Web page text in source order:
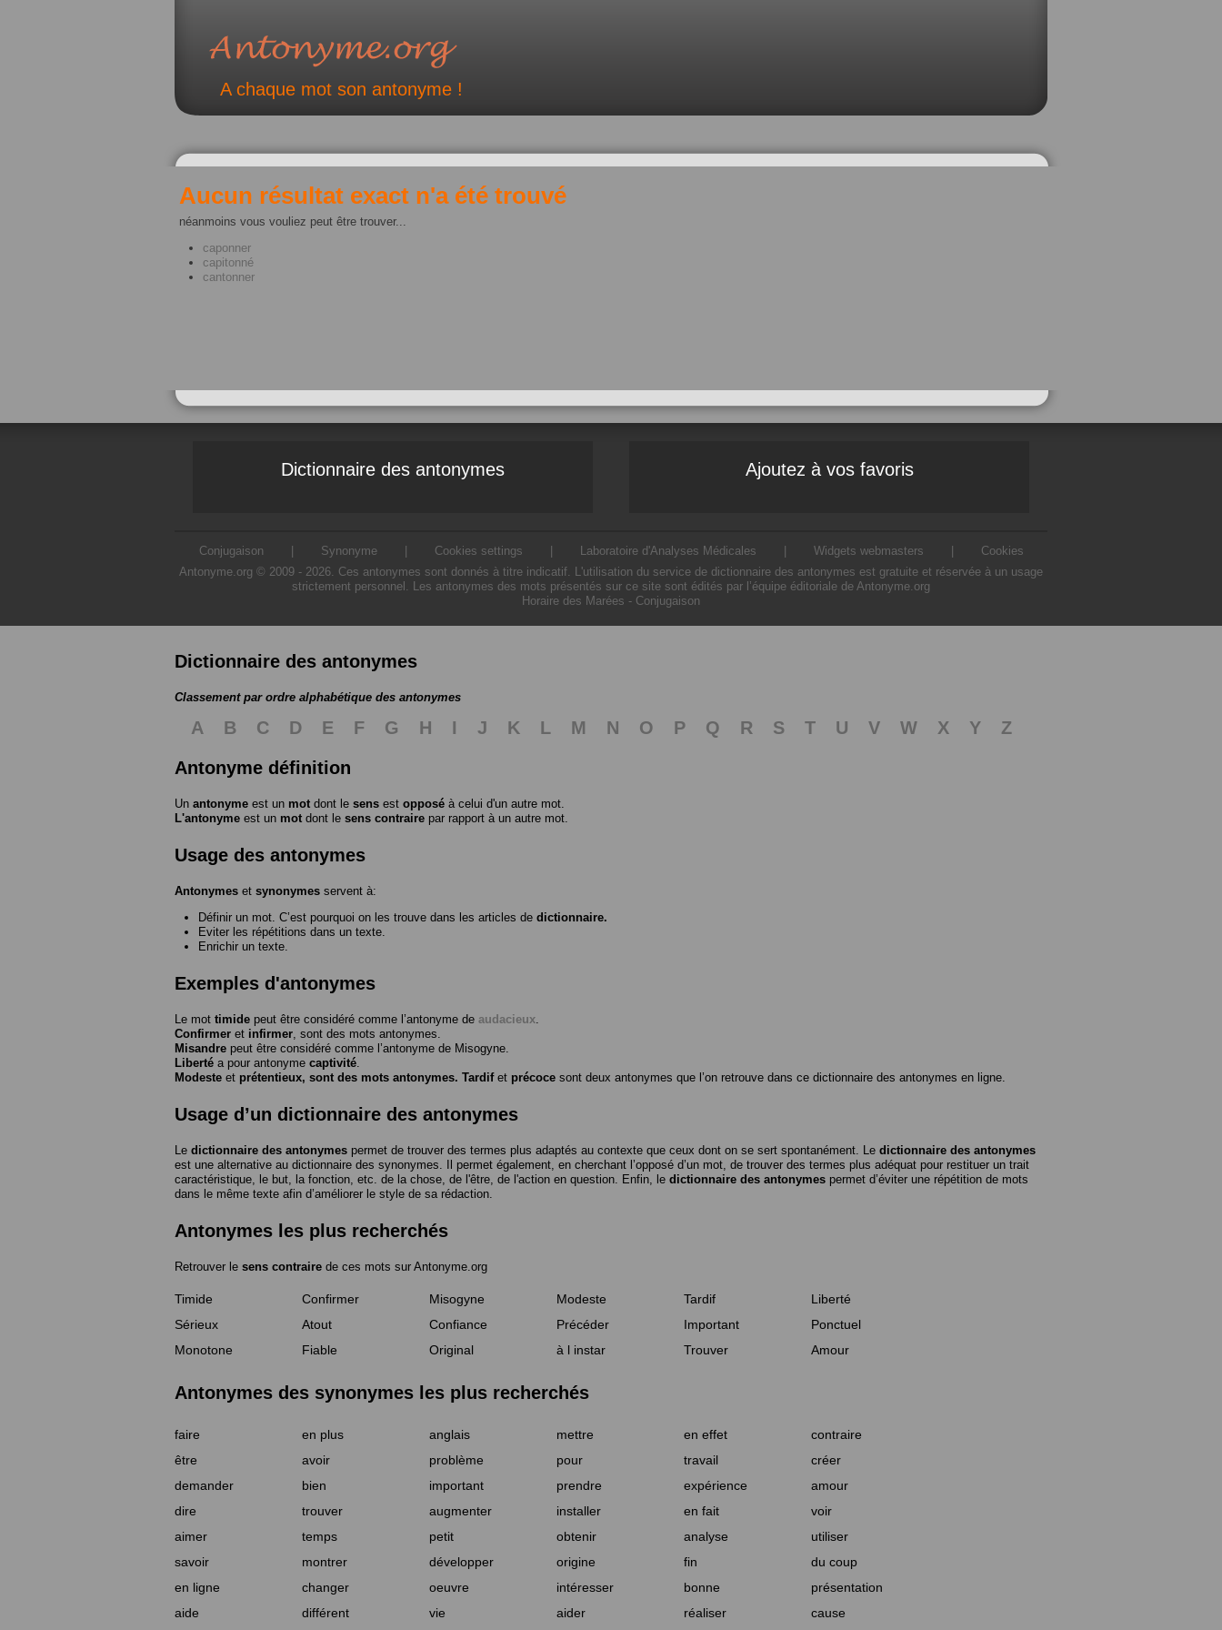
A chaque mot son antonyme !
Aucun résultat exact n'a été trouvé
néanmoins vous vouliez peut être trouver...
caponner
capitonné
cantonner
Dictionnaire des antonymes Ajoutez à vos favoris
Conjugaison Synonyme Cookies settings Laboratoire d'Analyses Médicales Widgets webmasters
Cookies
Antonyme.org © 2009 - 2026. Ces antonymes sont donnés à titre indicatif. L'utilisation du service de dictionnaire des antonymes est gratuite et réservée à un usage
strictement personnel. Les antonymes des mots présentés sur ce site sont édités par l’équipe éditoriale de Antonyme.org
Horaire des Marées - Conjugaison
Dictionnaire des antonymes
Classement par ordre alphabétique des antonymes
A B C D E F G H I J K L M N O P Q R S T U V W X Y
Z
Antonyme définition
Un antonyme est un mot dont le sens est opposé à celui d'un autre mot.
L'antonyme est un mot dont le sens contraire par rapport à un autre mot.
Usage des antonymes
Antonymes et synonymes servent à:
Définir un mot. C’est pourquoi on les trouve dans les articles de dictionnaire.
Eviter les répétitions dans un texte.
Enrichir un texte.
Exemples d'antonymes
Le mot timide peut être considéré comme l’antonyme de audacieux
Confirmer et infirmer , sont des mots antonymes.
Misandre peut être considéré comme l’antonyme de Misogyne
Liberté a pour antonyme captivité
Modeste et prétentieux, sont des mots antonymes. Tardifet précoce sont deux antonymes que l’on retrouve dans ce dictionnaire des antonymes en ligne.
Usage d’un dictionnaire des antonymes
Le dictionnaire des antonymes permet de trouver des termes plus adaptés au contexte que ceux dont on se sert spontanément. Le dictionnaire des antonymes
est une alternative au dictionnaire des synonymes. Il permet également, en cherchant l’opposé d’un mot, de trouver des termes plus adéquat pour restituer un trait
caractéristique, le but, la fonction, etc. de la chose, de l'être, de l'action en question. Enfin, le dictionnaire des antonymes permet d’éviter une répétition de mots
dans le même texte afin d’améliorer le style de sa rédaction.
Antonymes les plus recherchés
Retrouver le sens contraire de ces mots sur Antonyme.org
Timide Confirmer Misogyne Modeste Tardif
Liberté
Sérieux
Atout Confiance Précéder Important
Ponctuel
Monotone
Fiable Original à l instar Trouver Amour
Antonymes des synonymes les plus recherchés
faire en plus anglais mettre en effet
contraire
être
avoir problème pour travail
créer
demander
bien important prendre expérience
amour
dire
trouver augmenter installer en fait
voir
aimer
temps petit obtenir analyse
utiliser
savoir
montrer développer origine fin
du coup
en ligne
changer oeuvre intéresser bonne
présentation
aide
différent vie aider réaliser cause